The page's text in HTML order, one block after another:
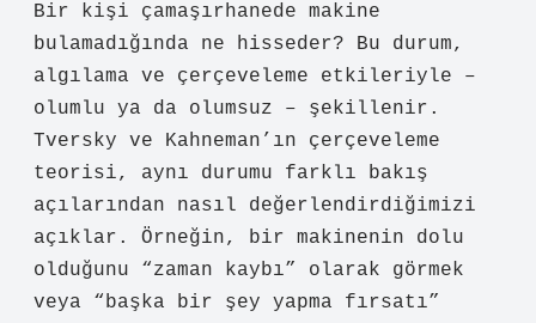
Bir kişi çamaşırhanede makine
bulamadığında ne hisseder? Bu durum,
algılama ve çerçeveleme etkileriyle –
olumlu ya da olumsuz – şekillenir.
Tversky ve Kahneman’ın çerçeveleme
teorisi, aynı durumu farklı bakış
açılarından nasıl değerlendirdiğimizi
açıklar. Örneğin, bir makinenin dolu
olduğunu “zaman kaybı” olarak görmek
veya “başka bir şey yapma fırsatı”